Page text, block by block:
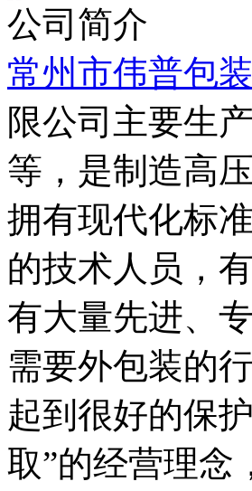
公司简介
常州市伟普包
限公司主要生
等，是制造高
拥有现代化标
的技术人员，
有大量先进、
需要外包装的
起到很好的保
取”的经营理念